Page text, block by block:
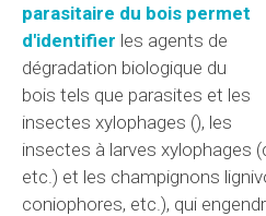
parasitaire du bois permet
d'identifier les agents de
dégradation biologique du
bois tels que parasites et les
insectes xylophages (), les
insectes à larves xylophages
etc.) et les champignons
coniophores, etc.), qui